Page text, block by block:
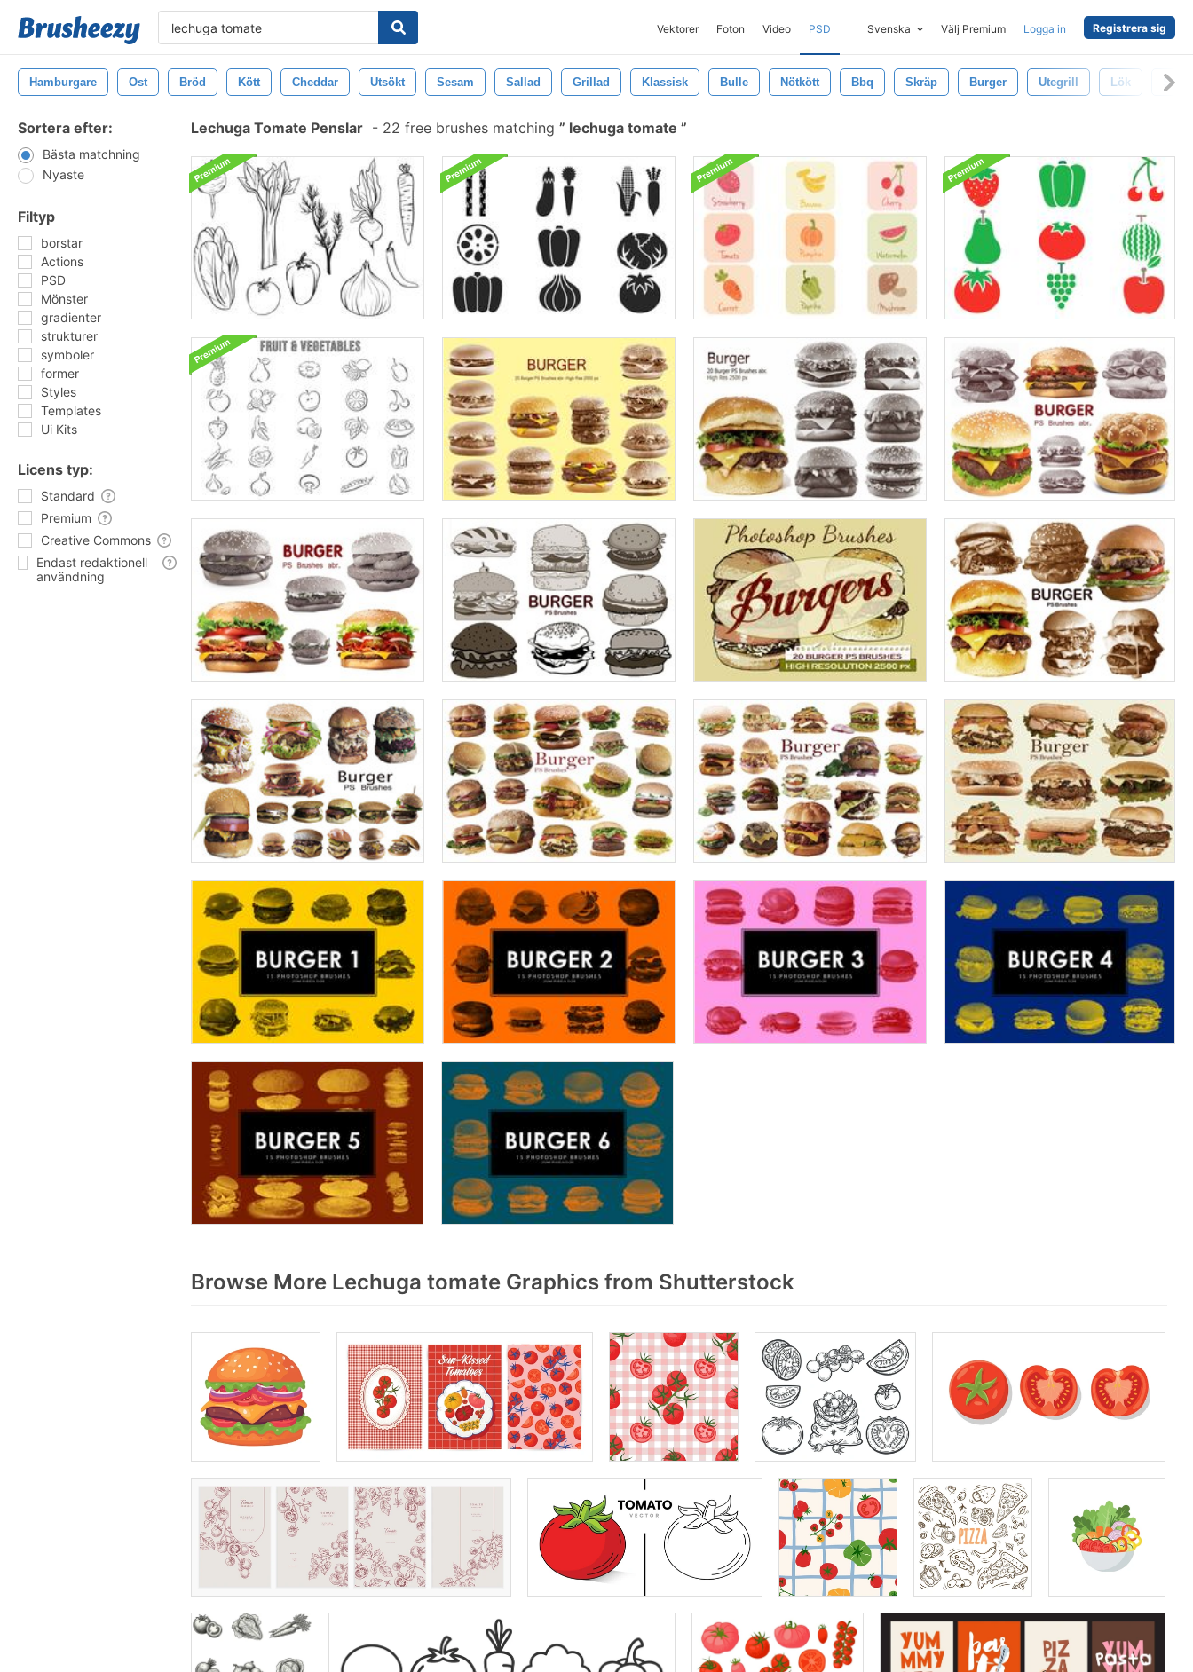
Vektorer Foton Video PSD Svenska Välj Premium Logga in Registrera sig
Hamburgare Ost Bröd Kött Cheddar Utsökt Sesam Sallad Grillad Klassisk Bulle Nötkött Bbq Skräp Burger Utegrill Lök
Sortera efter:
Bästa matchning
Nyaste
Filtyp
borstar
Actions
PSD
Mönster
gradienter
strukturer
symboler
former
Styles
Templates
Ui Kits
Licens typ:
Standard
Premium
Creative Commons
Endast redaktionell
användning
Lechuga Tomate Penslar - 22 free brushes matching lechuga tomate
Browse More Lechuga tomate Graphics from Shutterstock